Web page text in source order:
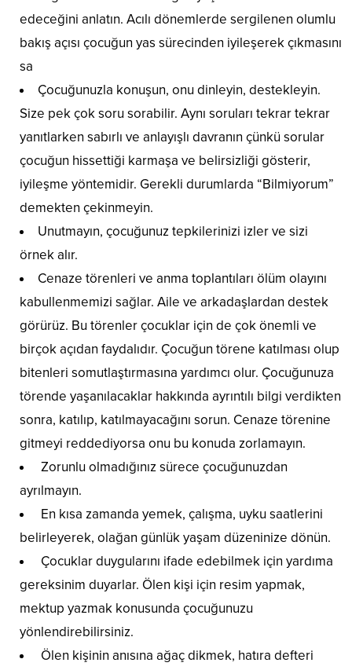
edeceğini anlatın. Acılı dönemlerde sergilenen olumlu
bakış açısı çocuğun yas sürecinden iyileşerek çıkmasını
sa
Çocuğunuzla konuşun, onu dinleyin, destekleyin.
Size pek çok soru sorabilir. Aynı soruları tekrar tekrar
yanıtlarken sabırlı ve anlayışlı davranın çünkü sorular
çocuğun hissettiği karmaşa ve belirsizliği gösterir,
iyileşme yöntemidir. Gerekli durumlarda “Bilmiyorum”
demekten çekinmeyin.
Unutmayın, çocuğunuz tepkilerinizi izler ve sizi
örnek alır.
Cenaze törenleri ve anma toplantıları ölüm olayını
kabullenmemizi sağlar. Aile ve arkadaşlardan destek
görürüz. Bu törenler çocuklar için de çok önemli ve
birçok açıdan faydalıdır. Çocuğun törene katılması olup
bitenleri somutlaştırmasına yardımcı olur. Çocuğunuza
törende yaşanılacaklar hakkında ayrıntılı bilgi verdikten
sonra, katılıp, katılmayacağını sorun. Cenaze törenine
gitmeyi reddediyorsa onu bu konuda zorlamayın.
Zorunlu olmadığınız sürece çocuğunuzdan
ayrılmayın.
En kısa zamanda yemek, çalışma, uyku saatlerini
belirleyerek, olağan günlük yaşam düzeninize dönün.
Çocuklar duygularını ifade edebilmek için yardıma
gereksinim duyarlar. Ölen kişi için resim yapmak,
mektup yazmak konusunda çocuğunuzu
yönlendirebilirsiniz.
Ölen kişinin anısına ağaç dikmek, hatıra defteri